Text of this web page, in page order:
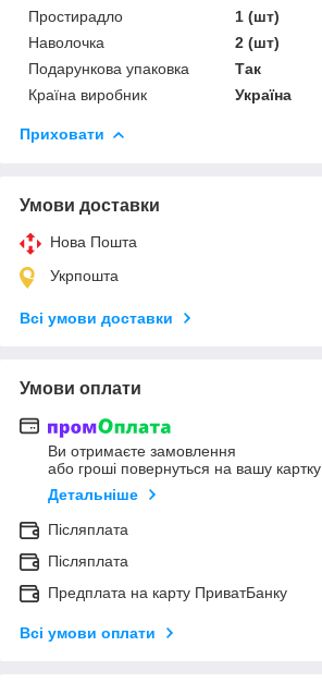
Простирадло
1 (шт)
Наволочка
2 (шт)
Подарункова упаковка
Так
Країна виробник
Україна
Приховати
Умови доставки
Нова Пошта
Укрпошта
Всі умови доставки
Умови оплати
Ви отримаєте замовлення
або гроші повернуться на вашу картку
Детальніше
Післяплата
Післяплата
Предплата на карту ПриватБанку
Всі умови оплати